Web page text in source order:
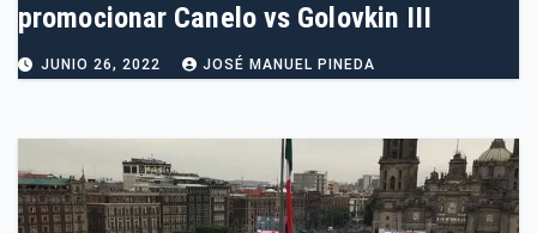
promocionar Canelo vs Golovkin III
JUNIO 26, 2022 JOSÉ MANUEL PINEDA